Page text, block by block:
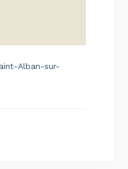
Alban-sur-